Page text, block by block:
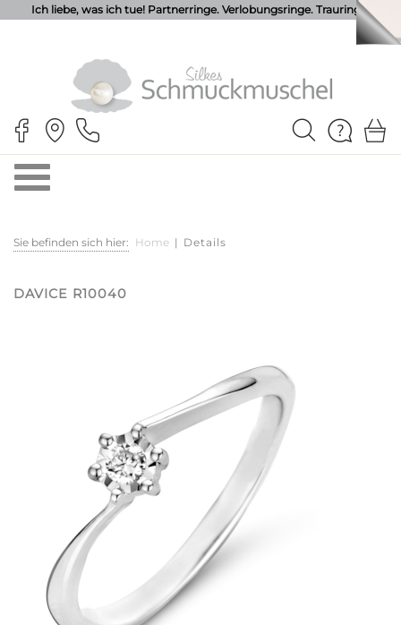
Ich liebe, was ich tue! Partnerringe. Verlobungsringe. Trauringe.
Sie befinden sich hier: Home | Details
DAVICE R10040